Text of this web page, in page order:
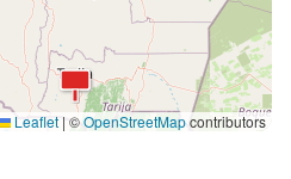
Leaflet | ©OpenStreetMapcontributors